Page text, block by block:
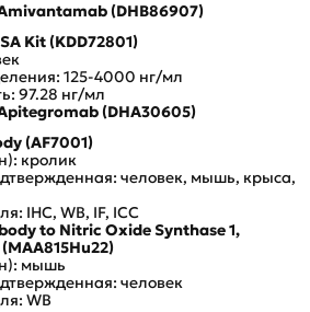
(DHB86907)
Kit (KDD72801)
125-4000 нг/мл
97.28 нг/мл
(DHA30605)
(AF7001)
кролик
человек, мышь, крыса,
IHC, WB, IF, ICC
to Nitric Oxide Synthase 1,
мышь
человек
WB